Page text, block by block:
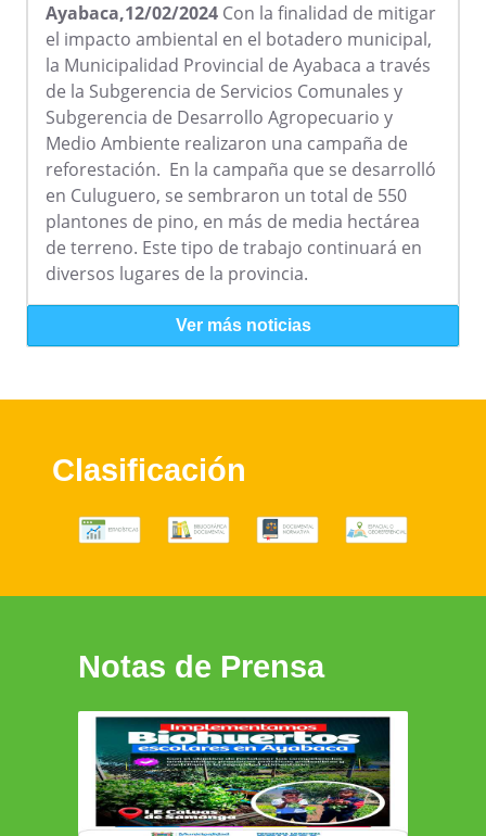
Ayabaca,12/02/2024 Con la finalidad de mitigar
el impacto ambiental en el botadero municipal,
la Municipalidad Provincial de Ayabaca a través
de la Subgerencia de Servicios Comunales y
Subgerencia de Desarrollo Agropecuario y
Medio Ambiente realizaron una campaña de
reforestación. En la campaña que se desarrolló
en Culuguero, se sembraron un total de 550
plantones de pino, en más de media hectárea
de terreno. Este tipo de trabajo continuará en
diversos lugares de la provincia.
Ver más noticias
Clasificación
Notas de Prensa